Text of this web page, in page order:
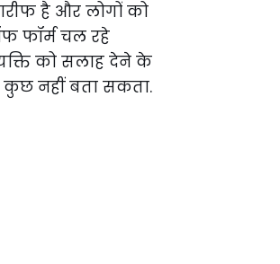
है और लोगों को
फॉर्म चल रहे
को सलाह देने के
कुछ नहीं बता सकता.